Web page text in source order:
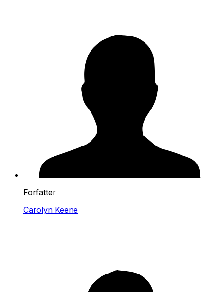
Forfatter
Carolyn Keene